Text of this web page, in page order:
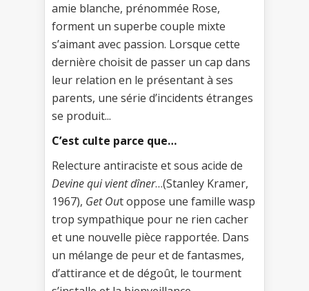
amie blanche, prénommée Rose,
forment un superbe couple mixte
s’aimant avec passion. Lorsque cette
dernière choisit de passer un cap dans
leur relation en le présentant à ses
parents, une série d’incidents étranges
se produit...
C’est culte parce que…
Relecture antiraciste et sous acide de
Devine qui vient dîner…(Stanley Kramer,
1967), Get Out oppose une famille wasp
trop sympathique pour ne rien cacher
et une nouvelle pièce rapportée. Dans
un mélange de peur et de fantasmes,
d’attirance et de dégoût, le tourment